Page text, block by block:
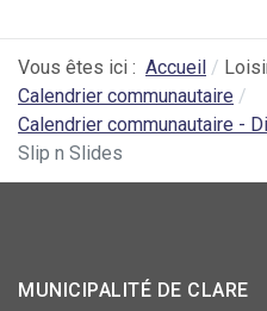
Vous êtes ici : Accueil
Calendrier communautaire
Calendrier communautaire -
Slip n Slides
MUNICIPALITÉ DE CLARE